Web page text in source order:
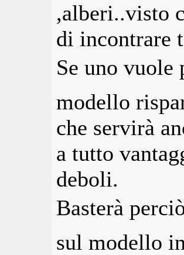
,alberi..visto
di incontrare
Se uno vuole
modello
che servirà
a tutto
deboli.
Basterà
sul modello